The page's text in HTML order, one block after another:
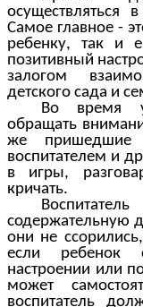
осуществляться
Самое главное -
ребенку, так и
позитивный
залогом
детского сада и
Во время
обращать
же пришедшие
воспитателем и
в игры,
кричать.
содержательную
они не
если ребенок
настроении или
может
воспитатель